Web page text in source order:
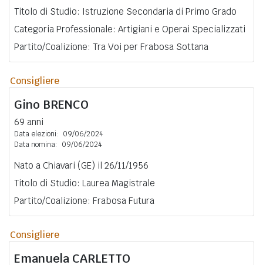
Titolo di Studio: Istruzione Secondaria di Primo Grado
Categoria Professionale: Artigiani e Operai Specializzati
Partito/Coalizione: Tra Voi per Frabosa Sottana
Consigliere
Gino BRENCO
69 anni
Data elezioni:
09/06/2024
Data nomina:
09/06/2024
Nato a Chiavari (GE) il 26/11/1956
Titolo di Studio: Laurea Magistrale
Partito/Coalizione: Frabosa Futura
Consigliere
Emanuela CARLETTO